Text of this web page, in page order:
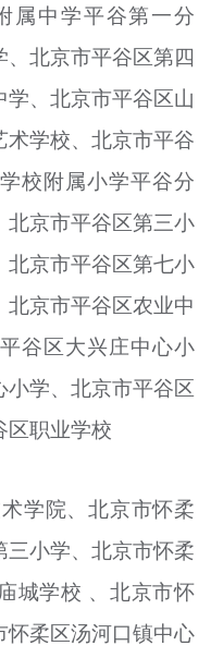
属中学平谷第一分
北京市平谷区第四
、北京市平谷区山
术学校、北京市平谷
校附属小学平谷分
京市平谷区第三小
京市平谷区第七小
京市平谷区农业中
谷区大兴庄中心小
小学、北京市平谷区
区职业学校
学院、北京市怀柔
小学、北京市怀柔
城学校 、北京市怀
柔区汤河口镇中心